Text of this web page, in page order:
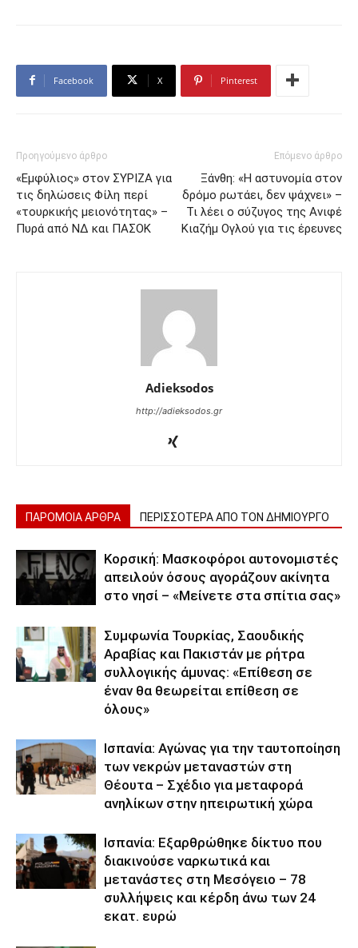
Facebook X Pinterest
Προηγούμενο άρθρο
«Εμφύλιος» στον ΣΥΡΙΖΑ για
τις δηλώσεις Φίλη περί
«τουρκικής μειονότητας» –
Πυρά από ΝΔ και ΠΑΣΟΚ
Επόμενο άρθρο
Ξάνθη: «Η αστυνομία στον
δρόμο ρωτάει, δεν ψάχνει» –
Τι λέει ο σύζυγος της Ανιφέ
Κιαζήμ Ογλού για τις έρευνες
Adieksodos
http://adieksodos.gr
ΠΑΡΟΜΟΙΑ ΑΡΘΡΑ ΠΕΡΙΣΣΟΤΕΡΑ ΑΠΟ ΤΟΝ ΔΗΜΙΟΥΡΓΟ
Κορσική: Μασκοφόροι αυτονομιστές
απειλούν όσους αγοράζουν ακίνητα
στο νησί – «Μείνετε στα σπίτια σας»
Συμφωνία Τουρκίας, Σαουδικής
Αραβίας και Πακιστάν με ρήτρα
συλλογικής άμυνας: «Επίθεση σε
έναν θα θεωρείται επίθεση σε
όλους»
Ισπανία: Αγώνας για την ταυτοποίηση
των νεκρών μεταναστών στη
Θέουτα – Σχέδιο για μεταφορά
ανηλίκων στην ηπειρωτική χώρα
Ισπανία: Εξαρθρώθηκε δίκτυο που
διακινούσε ναρκωτικά και
μετανάστες στη Μεσόγειο – 78
συλλήψεις και κέρδη άνω των 24
εκατ. ευρώ